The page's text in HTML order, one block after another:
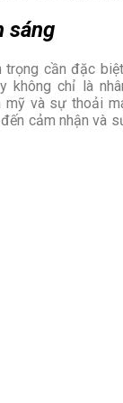
sáng
trọng cần đặc
không chỉ là
và sự thoải
cảm nhận và